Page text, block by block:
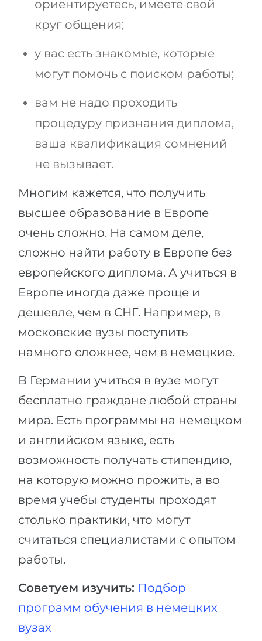
ориентируетесь, имеете свой
круг общения;
у вас есть знакомые, которые
могут помочь с поиском работы;
вам не надо проходить
процедуру признания диплома,
ваша квалификация сомнений
не вызывает.
Многим кажется, что получить
высшее образование в Европе
очень сложно. На самом деле,
сложно найти работу в Европе без
европейского диплома. А учиться в
Европе иногда даже проще и
дешевле, чем в СНГ. Например, в
московские вузы поступить
намного сложнее, чем в немецкие.
В Германии учиться в вузе могут
бесплатно граждане любой страны
мира. Есть программы на немецком
и английском языке, есть
возможность получать стипендию,
на которую можно прожить, а во
время учебы студенты проходят
столько практики, что могут
считаться специалистами с опытом
работы.
Советуем изучить: Подбор
программ обучения в немецких
вузах